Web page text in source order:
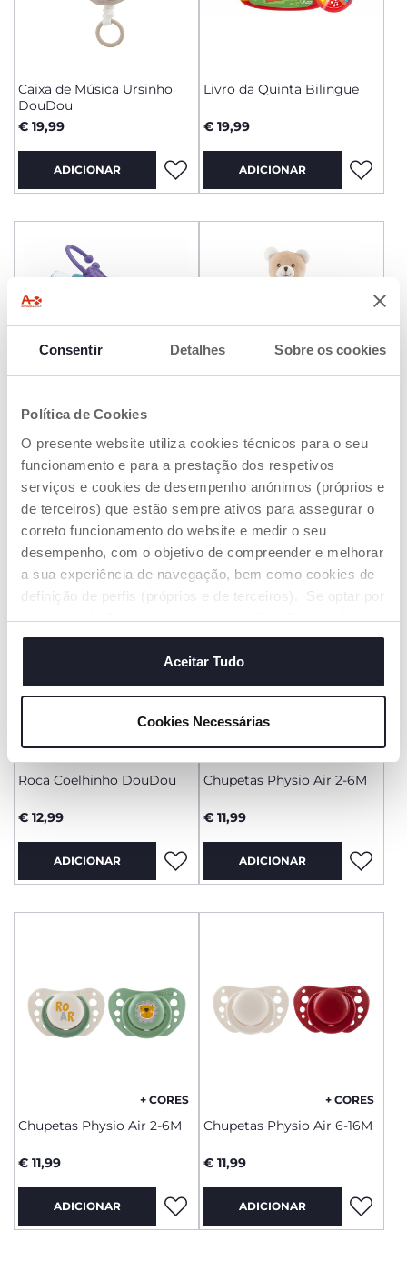
Consentir Detalhes Sobre os cookies
Política de Cookies
O presente website utiliza cookies técnicos para o seu
funcionamento e para a prestação dos respetivos
serviços e cookies de desempenho anónimos (próprios e
de terceiros) que estão sempre ativos para assegurar o
correto funcionamento do website e medir o seu
desempenho, com o objetivo de compreender e melhorar
a sua experiência de navegação, bem como cookies de
definição de perfis (próprios e de terceiros). Se optar por
“aceitar todos” está a consentir na utilização de todos os
cookies. Se quiser saber mais, alterar ou revogar o
consentimento de todos ou de alguns cookies, clique em
"mostrar detalhes". Ao fechar este aviso, está a
são necessários e essenciais para garantir o
funcionamento desta página.
Aceitar Tudo
Cookies Necessárias
Caixa de Música Ursinho
DouDou
€ 19,99
ADICIONAR
Livro da Quinta Bilingue
€ 19,99
ADICIONAR
Chave Falante
€ 16,99
ADICIONAR
Ursinho DouDou
€ 14,99
ADICIONAR
Roca Coelhinho DouDou
€ 12,99
ADICIONAR
Chupetas Physio Air 2-6M
€ 11,99
ADICIONAR
+ CORES
Chupetas Physio Air 2-6M
€ 11,99
ADICIONAR
+ CORES
Chupetas Physio Air 6-16M
€ 11,99
ADICIONAR